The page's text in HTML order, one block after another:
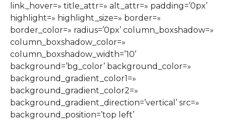
link_hover=» title_attr=» alt_attr=» padding=’0px’
highlight=» highlight_size=» border=»
border_color=» radius=’0px’ column_boxshadow=»
column_boxshadow_color=»
column_boxshadow_width=’10’
background=’bg_color’ background_color=»
background_gradient_color1=»
background_gradient_color2=»
background_gradient_direction=’vertical’ src=»
background_position=’top left’